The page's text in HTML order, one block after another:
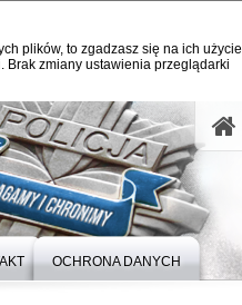
plików, to zgadzasz się na ich użycie
zmiany ustawienia przeglądarki
OCHRONA DANYCH